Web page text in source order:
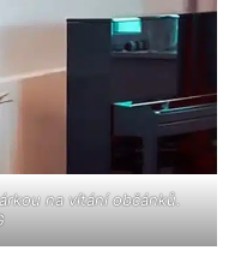
na vítání občánků.